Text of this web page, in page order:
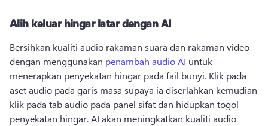
Alih keluar hingar latar dengan AI
Bersihkan kualiti audio rakaman suara dan rakaman video
dengan menggunakan penambah audio AI untuk
menerapkan penyekatan hingar pada fail bunyi. Klik pada
aset audio pada garis masa supaya ia diserlahkan kemudian
klik pada tab audio pada panel sifat dan hidupkan togol
penyekatan hingar. AI akan meningkatkan kualiti audio